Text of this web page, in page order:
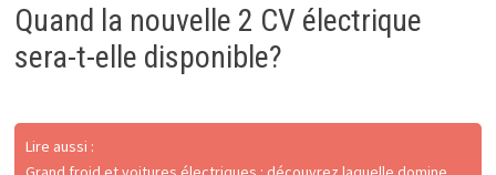
Quand la nouvelle 2 CV électrique
sera-t-elle disponible?
Lire aussi :